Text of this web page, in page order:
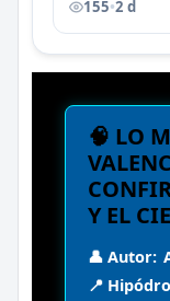
155•2 d
🧠 LO
Y EL
👤 Autor:
📍